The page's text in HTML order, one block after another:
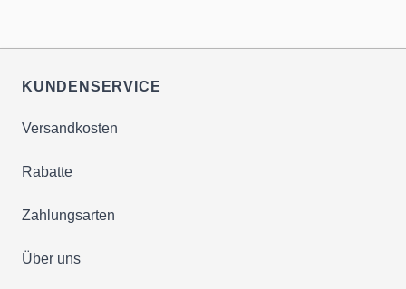
KUNDENSERVICE
Versandkosten
Rabatte
Zahlungsarten
Über uns